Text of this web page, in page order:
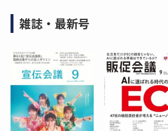
雑誌・最新号